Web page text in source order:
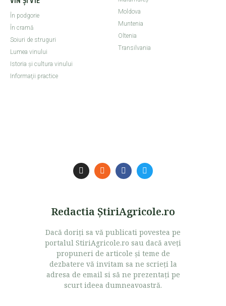
În podgorie
În cramă
Soiuri de struguri
Lumea vinului
Istoria şi cultura vinului
Informaţii practice
Moldova
Muntenia
Oltenia
Transilvania
Redactia ŞtiriAgricole.ro
Dacă doriţi sa vă publicati povestea pe
portalul StiriAgricole.ro sau dacă aveţi
propuneri de articole şi teme de
dezbatere vă invitam sa ne scrieţi la
adresa de email si să ne prezentaţi pe
scurt ideea dumneavoastră.